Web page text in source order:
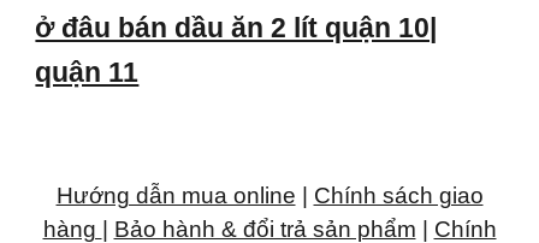
ở đâu bán dầu ăn 2 lít quận 10|
quận 11
Hướng dẫn mua online
Chính sách giao
hàng
Bảo hành & đổi trả sản phẩm
Chính